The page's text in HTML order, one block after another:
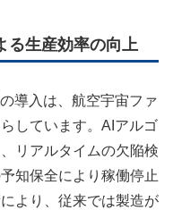
る生産効率の向上
導入は、航空宇宙ファ
しています。AIアルゴ
リアルタイムの欠陥検
知保全により稼働停止
より、従来では製造が